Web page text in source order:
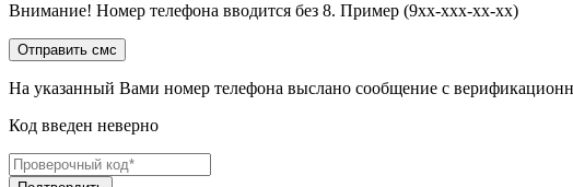
Внимание! Номер телефона вводится без 8. Пример (9хх-ххх-хх-хх)
На указанный Вами номер телефона выслано сообщение с
Код введен неверно